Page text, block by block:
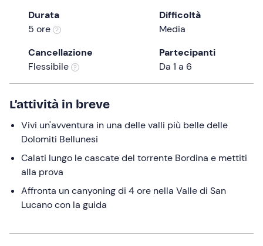
question
get
the
keyboard
shortcuts
changing
dates.
Durata
5 ore
Difficoltà
Media
Cancellazione
Flessibile
Partecipanti
Da 1 a 6
L’attività in breve
Vivi un'avventura in una delle valli più belle delle
Dolomiti Bellunesi
Calati lungo le cascate del torrente Bordina e mettiti
alla prova
Affronta un canyoning di 4 ore nella Valle di San
Lucano con la guida